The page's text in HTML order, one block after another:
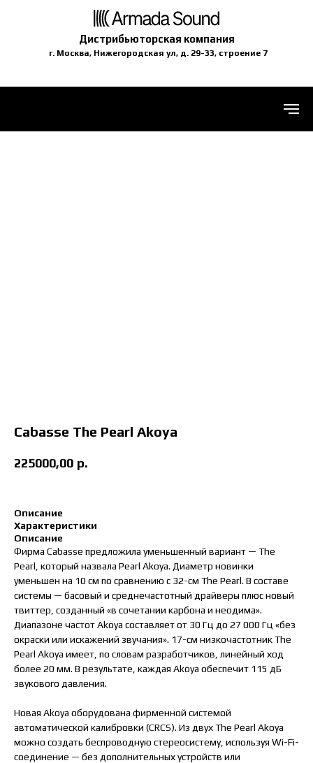
Дистрибьюторская компания
г. Москва, Нижегородская ул, д. 29-33, строение 7
Cabasse The Pearl Akoya
225000,00 р.
Описание
Характеристики
Описание
Фирма Cabasse предложила уменьшенный вариант — The
Pearl, который назвала Pearl Akoya. Диаметр новинки
уменьшен на 10 см по сравнению с 32-см The Pearl. В составе
системы — басовый и среднечастотный драйверы плюс новый
твиттер, созданный «в сочетании карбона и неодима».
Диапазоне частот Akoya составляет от 30 Гц до 27 000 Гц «без
окраски или искажений звучания». 17-см низкочастотник The
Pearl Akoya имеет, по словам разработчиков, линейный ход
более 20 мм. В результате, каждая Akoya обеспечит 115 дБ
звукового давления.
Новая Akoya оборудована фирменной системой
автоматической калибровки (CRCS). Из двух The Pearl Akoya
можно создать беспроводную стереосистему, используя Wi-Fi-
соединение — без дополнительных устройств или